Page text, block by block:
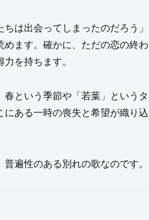
は出会ってしまったのだろう」
ます。確かに、ただの恋の終わ
を持ちます。
という季節や「若葉」というタ
ある一時の喪失と希望が織り込
遍性のある別れの歌なのです。